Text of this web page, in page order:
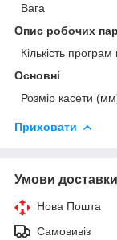
Вага
Опис робочих
Кількість
Основні
Розмір касети
Приховати
Умови доставки
Нова Пошта
Самовивіз